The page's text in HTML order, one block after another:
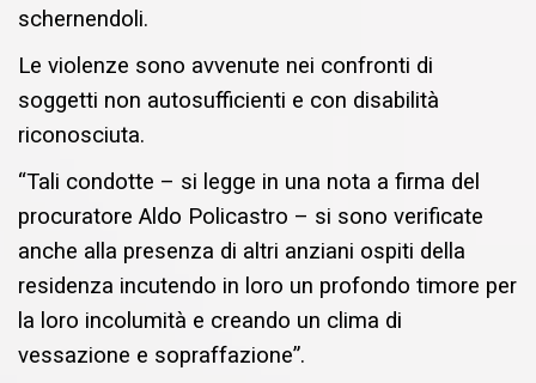
schernendoli.
Le violenze sono avvenute nei confronti di
soggetti non autosufficienti e con disabilità
riconosciuta.
“Tali condotte – si legge in una nota a firma del
procuratore Aldo Policastro – si sono verificate
anche alla presenza di altri anziani ospiti della
residenza incutendo in loro un profondo timore per
la loro incolumità e creando un clima di
vessazione e sopraffazione”.